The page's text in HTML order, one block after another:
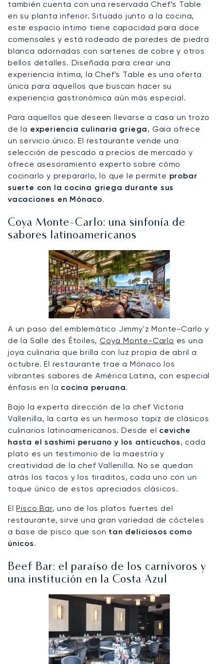
también cuenta con una reservada Chef’s Table
en su planta inferior. Situado junto a la cocina,
este espacio íntimo tiene capacidad para doce
comensales y está rodeado de paredes de piedra
blanca adornadas con sartenes de cobre y otros
bellos detalles. Diseñada para crear una
experiencia íntima, la Chef's Table es una oferta
única para aquellos que buscan hacer su
experiencia gastronómica aún más especial.
Para aquellos que deseen llevarse a casa un trozo
de la experiencia culinaria griega, Gaia ofrece
un servicio único. El restaurante vende una
selección de pescado a precios de mercado y
ofrece asesoramiento experto sobre cómo
cocinarlo y prepararlo, lo que le permite probar
suerte con la cocina griega durante sus
vacaciones en Mónaco.
Coya Monte-Carlo: una sinfonía de
sabores latinoamericanos
A un paso del emblemático Jimmy'z Monte-Carlo y
de la Salle des Étoiles,Coya Monte-Carlo es una
joya culinaria que brilla con luz propia de abril a
octubre. El restaurante trae a Mónaco los
vibrantes sabores de América Latina, con especial
énfasis en la cocina peruana.
Bajo la experta dirección de la chef Victoria
Vallenilla, la carta es un hermoso tapiz de clásicos
culinarios latinoamericanos. Desde el ceviche
hasta el sashimi peruano y los anticuchos, cada
plato es un testimonio de la maestría y
creatividad de la chef Vallenilla. No se quedan
atrás los tacos y los tiraditos, cada uno con un
toque único de estos apreciados clásicos.
ElPisco Bar, uno de los platos fuertes del
restaurante, sirve una gran variedad de cócteles
a base de pisco que son tan deliciosos como
únicos.
Beef Bar: el paraíso de los carnívoros y
una institución en la Costa Azul